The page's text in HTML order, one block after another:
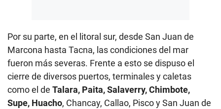
Por su parte, en el litoral sur, desde San Juan de
Marcona hasta Tacna, las condiciones del mar
fueron más severas. Frente a esto se dispuso el
cierre de diversos puertos, terminales y caletas
como el de Talara, Paita, Salaverry, Chimbote,
Supe, Huacho, Chancay, Callao, Pisco y San Juan de